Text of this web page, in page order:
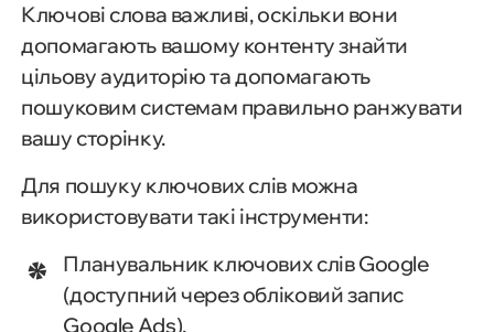
Ключові слова важливі, оскільки вони
допомагають вашому контенту знайти
цільову аудиторію та допомагають
пошуковим системам правильно ранжувати
вашу сторінку.
Для пошуку ключових слів можна
використовувати такі інструменти:
Планувальник ключових слів Google
(доступний через обліковий запис
Google Ads).